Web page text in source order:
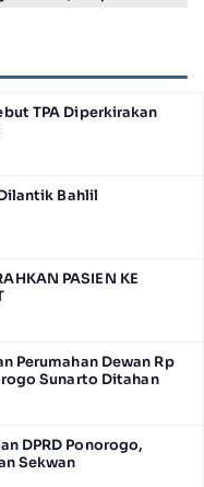
TPA Diperkirakan
Bahlil
PASIEN KE
Perumahan Dewan Rp
Sunarto Ditahan
DPRD Ponorogo,
Sekwan